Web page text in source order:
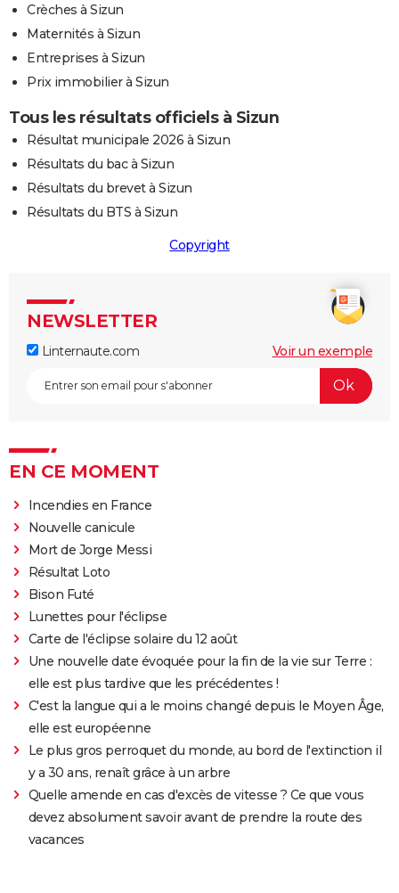
Crèches à Sizun
Maternités à Sizun
Entreprises à Sizun
Prix immobilier à Sizun
Tous les résultats officiels à Sizun
Résultat municipale 2026 à Sizun
Résultats du bac à Sizun
Résultats du brevet à Sizun
Résultats du BTS à Sizun
Copyright
NEWSLETTER
Linternaute.com Voir un exemple
EN CE MOMENT
Incendies en France
Nouvelle canicule
Mort de Jorge Messi
Résultat Loto
Bison Futé
Lunettes pour l'éclipse
Carte de l'éclipse solaire du 12 août
Une nouvelle date évoquée pour la fin de la vie sur Terre :
elle est plus tardive que les précédentes !
C'est la langue qui a le moins changé depuis le Moyen Âge,
elle est européenne
Le plus gros perroquet du monde, au bord de l'extinction il
y a 30 ans, renaît grâce à un arbre
Quelle amende en cas d'excès de vitesse ? Ce que vous
devez absolument savoir avant de prendre la route des
vacances